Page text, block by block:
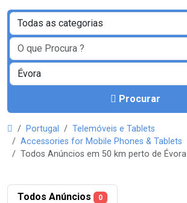
Procurar
Portugal
Telemóveis e Tablets
Accessories for Mobile Phones & Tablets
Todos Anúncios em 50 km perto de Évora
Todos Anúncios 0